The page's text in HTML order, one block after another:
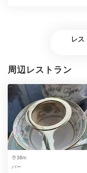
ビを見ながら半身浴♪そ
Check-out
12:00
ゆったり嬉しい
レイトチェック
レス
周辺レストラン
38m
バー